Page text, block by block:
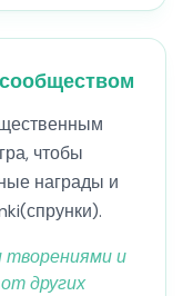
чтобы
награды и
творениями и
других